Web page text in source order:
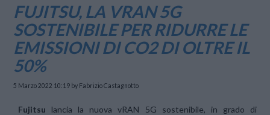
FUJITSU, LA VRAN 5G
SOSTENIBILE PER RIDURRE LE
EMISSIONI DI CO2 DI OLTRE IL
50%
5 Marzo 2022 10:19 by Fabrizio Castagnotto
Fujitsu lancia la nuova vRAN 5G sostenibile, in grado di